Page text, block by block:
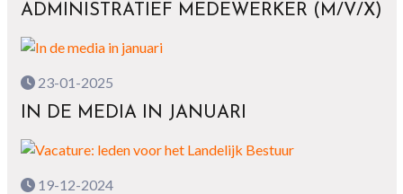
ADMINISTRATIEF MEDEWERKER (M/V/X)
23-01-2025
IN DE MEDIA IN JANUARI
19-12-2024